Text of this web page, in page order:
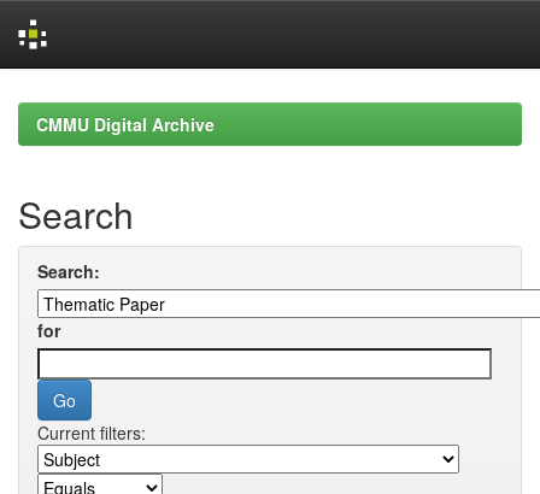
navigationCMMU Digital Archive
Search
Search:
for
Current filters: